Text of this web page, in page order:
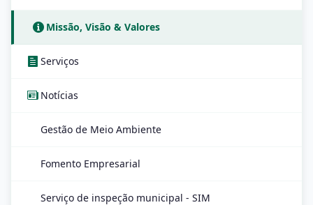
Missão, Visão & Valores
Serviços
Notícias
Gestão de Meio Ambiente
Fomento Empresarial
Serviço de inspeção municipal - SIM